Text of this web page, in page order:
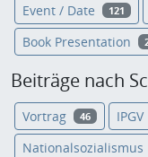
Event / Date 121
Book Presentation
Beiträge nach
Vortrag 46 IPGV
Nationalsozialismus